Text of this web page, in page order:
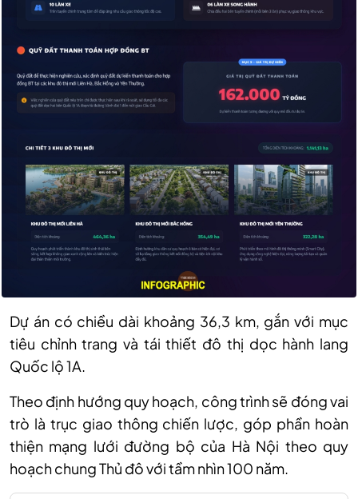
Dự án có chiều dài khoảng 36,3 km, gắn với mục
tiêu chỉnh trang và tái thiết đô thị dọc hành lang
Quốc lộ 1A.
Theo định hướng quy hoạch, công trình sẽ đóng vai
trò là trục giao thông chiến lược, góp phần hoàn
thiện mạng lưới đường bộ của Hà Nội theo quy
hoạch chung Thủ đô với tầm nhìn 100 năm.